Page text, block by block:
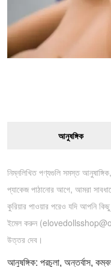
আনুষঙ্গিক
নিম্নলিখিত পণ্যগুলি সমস্ত
প্যাকেজ পাঠানোর আগে, আমরা
কুরিয়ার পাওয়ার পরেও যদি আপনি
ইমেল করুন (
উত্তর দেব।
আনুষঙ্গিক: পরচুলা, অন্তর্বাস,